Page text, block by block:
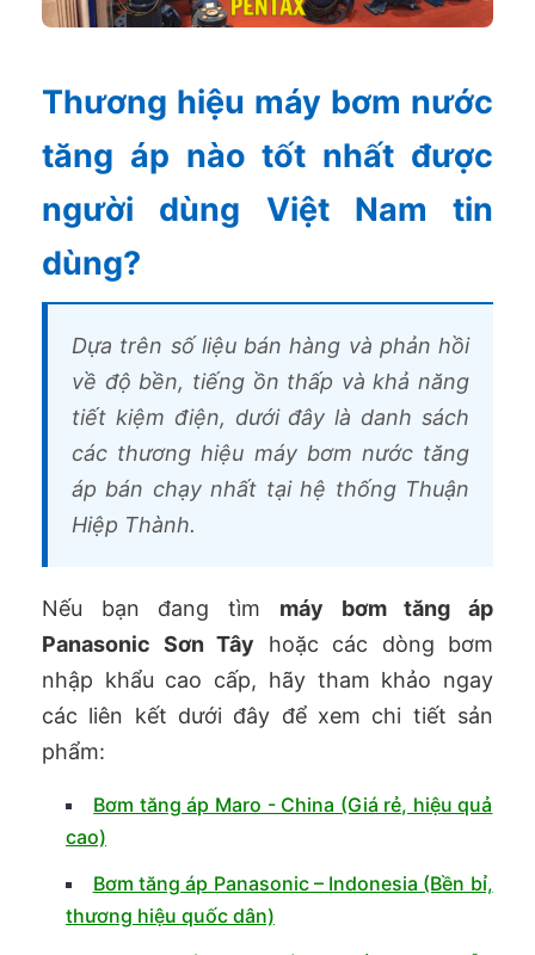
Thương hiệu máy bơm nước
tăng áp nào tốt nhất được
người dùng Việt Nam tin
dùng?
Dựa trên số liệu bán hàng và phản hồi
về độ bền, tiếng ồn thấp và khả năng
tiết kiệm điện, dưới đây là danh sách
các thương hiệu máy bơm nước tăng
áp bán chạy nhất tại hệ thống Thuận
Hiệp Thành.
Nếu bạn đang tìm máy bơm tăng áp
Panasonic Sơn Tây hoặc các dòng bơm
nhập khẩu cao cấp, hãy tham khảo ngay
các liên kết dưới đây để xem chi tiết sản
phẩm:
Bơm tăng áp Maro - China (Giá rẻ, hiệu quả
cao)
Bơm tăng áp Panasonic – Indonesia (Bền bỉ,
thương hiệu quốc dân)